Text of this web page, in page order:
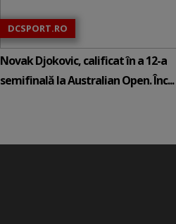
DCSPORT.RO
Novak Djokovic, calificat în a 12-a
semifinală la Australian Open. Înc...